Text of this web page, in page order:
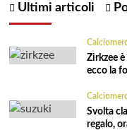
Ultimi articoli
Zirkzee
ecco la
Svolta
regalo,